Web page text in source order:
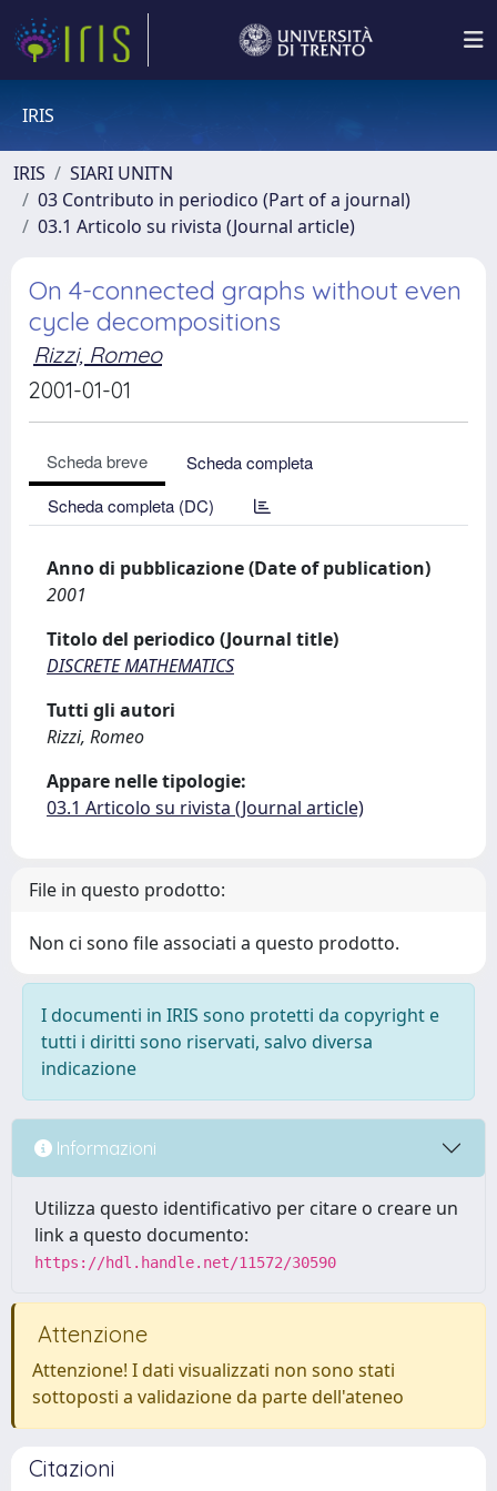
IRIS
IRIS
SIARI UNITN
03 Contributo in periodico (Part of a journal)
03.1 Articolo su rivista (Journal article)
On 4-connected graphs without even
cycle decompositions
Rizzi, Romeo
2001-01-01
Scheda breve
Scheda completa
Scheda completa (DC)
Anno di pubblicazione (Date of publication)
2001
Titolo del periodico (Journal title)
DISCRETE MATHEMATICS
Tutti gli autori
Rizzi, Romeo
Appare nelle tipologie:
03.1 Articolo su rivista (Journal article)
File in questo prodotto:
Non ci sono file associati a questo prodotto.
I documenti in IRIS sono protetti da copyright e
tutti i diritti sono riservati, salvo diversa
indicazione
Informazioni
Utilizza questo identificativo per citare o creare un
link a questo documento:
https://hdl.handle.net/11572/30590
Attenzione
Attenzione! I dati visualizzati non sono stati
sottoposti a validazione da parte dell'ateneo
Citazioni